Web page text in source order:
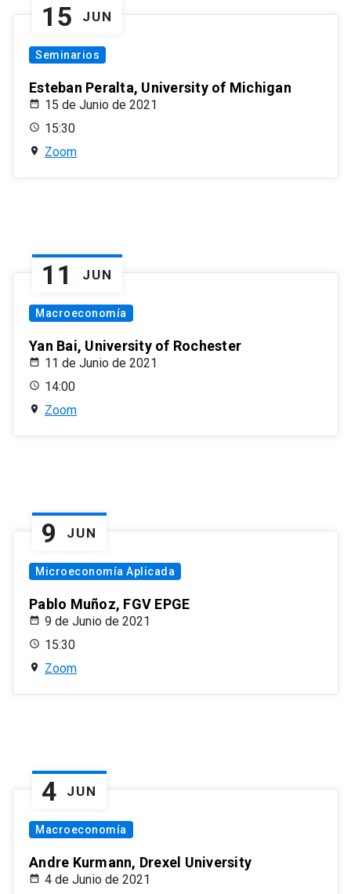
15 JUN
Seminarios
Esteban Peralta, University of Michigan
15 de Junio de 2021
15:30
Zoom
11 JUN
Macroeconomía
Yan Bai, University of Rochester
11 de Junio de 2021
14:00
Zoom
9 JUN
Microeconomía Aplicada
Pablo Muñoz, FGV EPGE
9 de Junio de 2021
15:30
Zoom
4 JUN
Macroeconomía
Andre Kurmann, Drexel University
4 de Junio de 2021